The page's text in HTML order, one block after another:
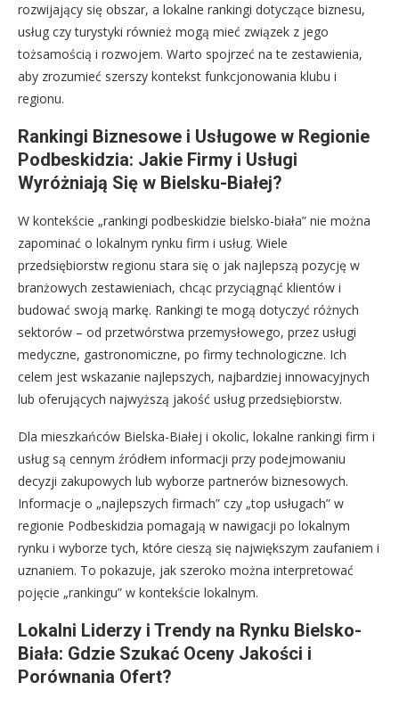
rozwijający się obszar, a lokalne rankingi dotyczące biznesu,
usług czy turystyki również mogą mieć związek z jego
tożsamością i rozwojem. Warto spojrzeć na te zestawienia,
aby zrozumieć szerszy kontekst funkcjonowania klubu i
regionu.
Rankingi Biznesowe i Usługowe w Regionie
Podbeskidzia: Jakie Firmy i Usługi
Wyróżniają Się w Bielsku-Białej?
W kontekście „rankingi podbeskidzie bielsko-biała” nie można
zapominać o lokalnym rynku firm i usług. Wiele
przedsiębiorstw regionu stara się o jak najlepszą pozycję w
branżowych zestawieniach, chcąc przyciągnąć klientów i
budować swoją markę. Rankingi te mogą dotyczyć różnych
sektorów – od przetwórstwa przemysłowego, przez usługi
medyczne, gastronomiczne, po firmy technologiczne. Ich
celem jest wskazanie najlepszych, najbardziej innowacyjnych
lub oferujących najwyższą jakość usług przedsiębiorstw.
Dla mieszkańców Bielska-Białej i okolic, lokalne rankingi firm i
usług są cennym źródłem informacji przy podejmowaniu
decyzji zakupowych lub wyborze partnerów biznesowych.
Informacje o „najlepszych firmach” czy „top usługach” w
regionie Podbeskidzia pomagają w nawigacji po lokalnym
rynku i wyborze tych, które cieszą się największym zaufaniem i
uznaniem. To pokazuje, jak szeroko można interpretować
pojęcie „rankingu” w kontekście lokalnym.
Lokalni Liderzy i Trendy na Rynku Bielsko-
Biała: Gdzie Szukać Oceny Jakości i
Porównania Ofert?